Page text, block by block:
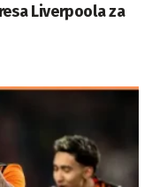
Liverpoola za